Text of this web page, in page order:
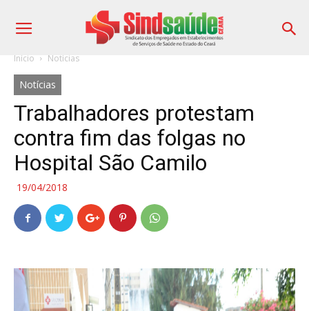
Início Notícias
Notícias
Trabalhadores protestam
contra fim das folgas no
Hospital São Camilo
19/04/2018